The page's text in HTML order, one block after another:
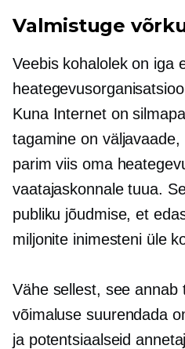
Valmistuge
Veebis kohalolek on iga
Kuna Internet on
tagamine on
parim viis oma
vaatajaskonnale tuua.
publiku jõudmise, et
miljonite inimesteni üle
Vähe sellest, see annab
võimaluse suurendada
ja potentsiaalseid